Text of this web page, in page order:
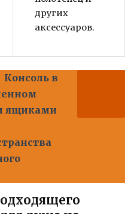
других
аксессуаров.
Консоль в
ящиками